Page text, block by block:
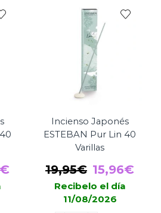
´Amazonie
75ml
cantidad
€El
Incienso Japonés
ESTEBAN Pur Lin 40
Varillas
19,95€ El
precio
original
15,96€El
Recibelo el día
11/08/2026